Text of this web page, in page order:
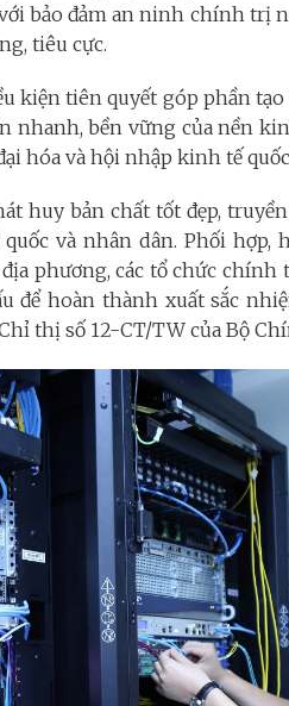
bảo đảm an ninh chính trị
tiêu cực.
kiện tiên quyết góp phần
nhanh, bền vững của nền
hóa và hội nhập kinh tế quốc
huy bản chất tốt đẹp,
và nhân dân. Phối hợp,
phương, các tổ chức
để hoàn thành xuất sắc
thị số 12-CT/TW của Bộ